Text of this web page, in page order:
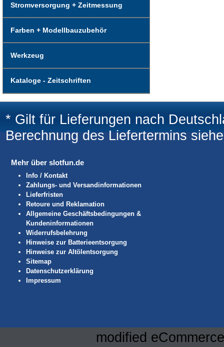
Stromversorgung + Zeitmessung
Farben + Modellbauzubehör
Werkzeug
Kataloge - Zeitschriften
* Gilt für Lieferungen nach
Berechnung des Liefertermins
Mehr über slotfun.de
Info / Kontakt
Zahlungs- und Versandinformationen
Lieferfristen
Retoure und Reklamation
Allgemeine Geschäftsbedingungen &
Kundeninformationen
Widerrufsbelehrung
Hinweise zur Batterieentsorgung
Hinweise zur Altölentsorgung
Sitemap
Datenschutzerklärung
Impressum
modified